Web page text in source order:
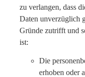
zu verlangen, dass
Daten unverzüglich
Gründe zutrifft und
ist:
Die
erhoben oder